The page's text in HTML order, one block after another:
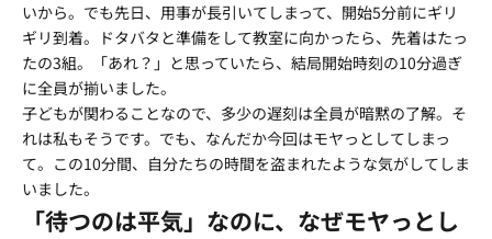
いから。でも先日、用事が長引いてしまって、開始5分前にギリ
ギリ到着。ドタバタと準備をして教室に向かったら、先着はたっ
たの3組。「あれ？」と思っていたら、結局開始時刻の10分過ぎ
に全員が揃いました。
子どもが関わることなので、多少の遅刻は全員が暗黙の了解。そ
れは私もそうです。でも、なんだか今回はモヤっとしてしまっ
て。この10分間、自分たちの時間を盗まれたような気がしてしま
いました。
「待つのは平気」なのに、なぜモヤっとし